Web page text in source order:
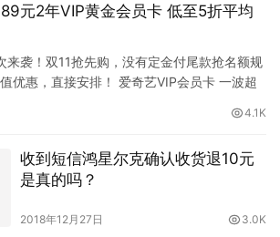
元2年VIP黄金会员卡 低至5折平均
来袭！双11抢先购，没有定金付尾款抢名额规
优惠，直接安排！ 爱奇艺VIP会员卡 一波超
4.1K
收到短信鸿星尔克确认收货退10元
是真的吗？
2018年12月27日 3.0K